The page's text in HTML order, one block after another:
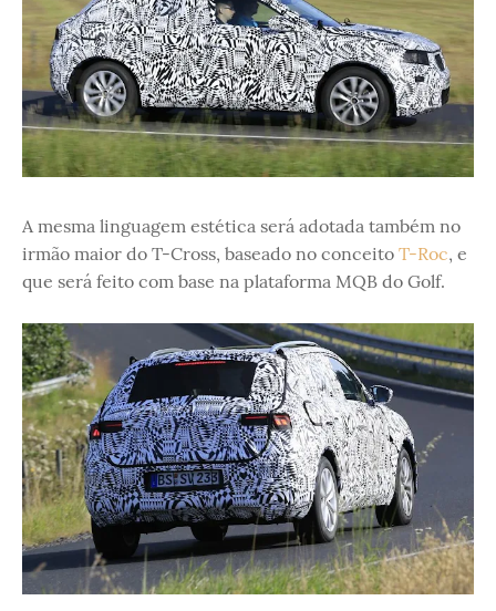
A mesma linguagem estética será adotada também no
irmão maior do T-Cross, baseado no conceito T-Roc, e
que será feito com base na plataforma MQB do Golf.